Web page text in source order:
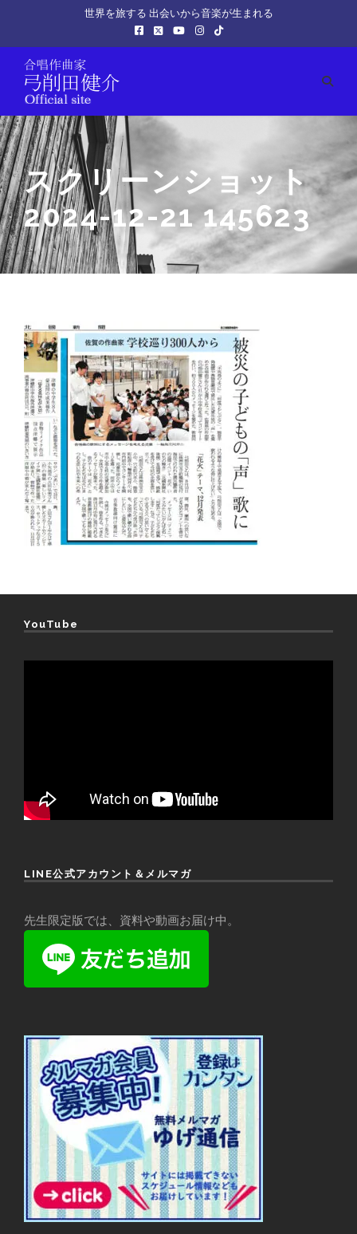
世界を旅する 出会いから音楽が生まれる
スクリーンショット
2024-12-21 145623
YouTube
LINE公式アカウント＆メルマガ
先生限定版では、資料や動画お届け中。